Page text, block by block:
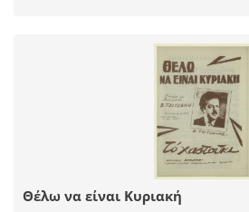
Θέλω να είναι Κυριακή